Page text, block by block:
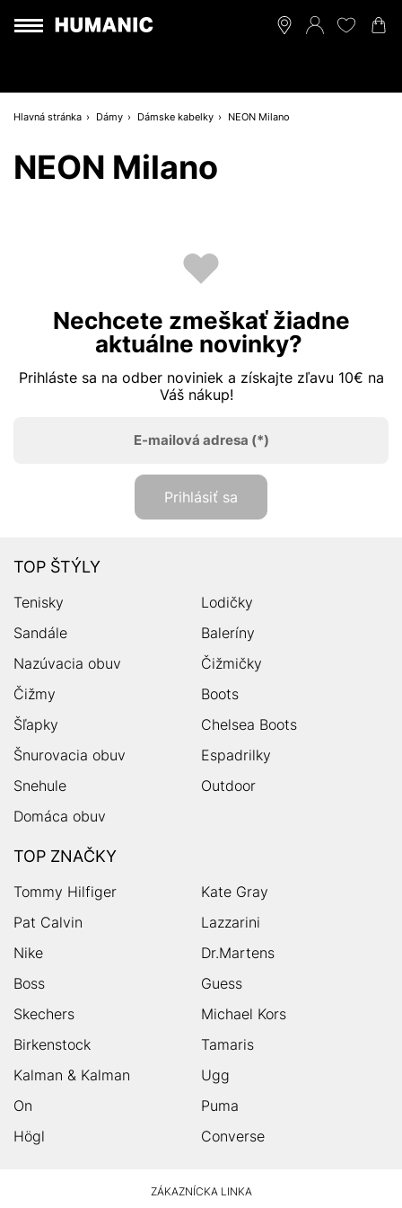
Hlavná stránka Dámy Dámske kabelky NEON Milano
NEON Milano
Nechcete zmeškať žiadne
aktuálne novinky?
Prihláste sa na odber noviniek a získajte zľavu 10€ na
Váš nákup!
E-mailová adresa (*)
Prihlásiť sa
TOP ŠTÝLY
Tenisky
Lodičky
Sandále
Baleríny
Nazúvacia obuv
Čižmičky
Čižmy
Boots
Šľapky
Chelsea Boots
Šnurovacia obuv
Espadrilky
Snehule
Outdoor
Domáca obuv
TOP ZNAČKY
Tommy Hilfiger
Kate Gray
Pat Calvin
Lazzarini
Nike
Dr.Martens
Boss
Guess
Skechers
Michael Kors
Birkenstock
Tamaris
Kalman & Kalman
Ugg
On
Puma
Högl
Converse
ZÁKAZNÍCKA LINKA